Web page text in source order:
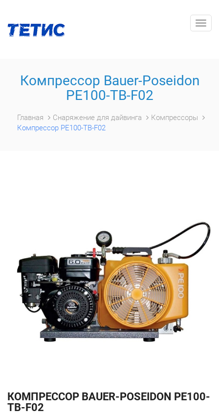
Компрессор Bauer-Poseidon
РЕ100-TB-F02
Главная Снаряжение для дайвинга
Компрессоры
Компрессор РЕ100-TB-F02
КОМПРЕССОР BAUER-POSEIDON РЕ100-
TB-F02